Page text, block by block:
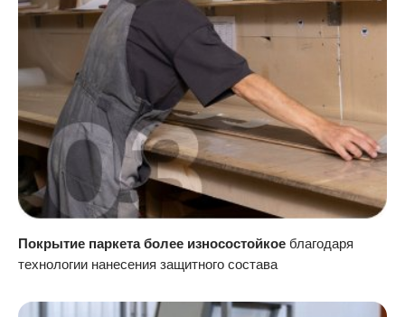
Покрытие паркета более износостойкое благодаря
технологии нанесения защитного состава